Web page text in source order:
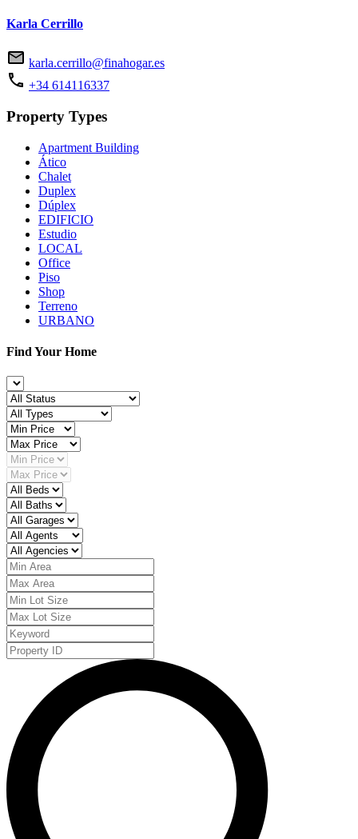
Karla Cerrillo
karla.cerrillo@finahogar.es
+34 614116337
Property Types
Apartment Building
Ático
Chalet
Duplex
Dúplex
EDIFICIO
Estudio
LOCAL
Office
Piso
Shop
Terreno
URBANO
Find Your Home